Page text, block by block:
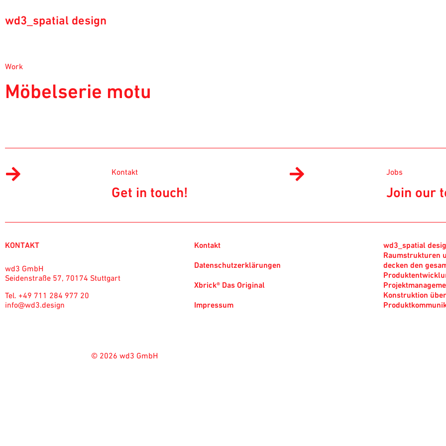
wd3_spatial design
Work
Möbelserie motu
Kontakt
Get in touch!
Jobs
Join our
KONTAKT
wd3 GmbH
Seidenstraße 57, 70174 Stuttgart
Tel. +49 711 284 977 20
info@wd3.design
Kontakt
Datenschutzerklärungen
Xbrick® Das Original
Impressum
wd3_spatial
Raumstrukturen
decken den
Konstruktion
© 2026 wd3 GmbH